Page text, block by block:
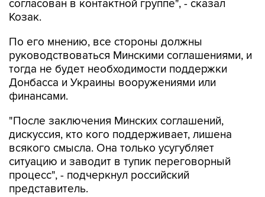
По его мнению, все стороны должны
тогда не будет необходимости поддержки
Донбасса и Украины вооружениями или
финансами.
"После заключения Минских соглашений,
всякого смысла. Она только усугубляет
ситуацию и заводит в тупик переговорный
процесс", - подчеркнул российский
представитель.
По словам Козака, он не знает, чем